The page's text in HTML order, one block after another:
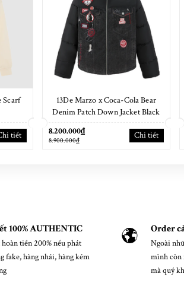
Scarf
tiết
13De Marzo x Coca-Cola Bear
Denim Patch Down Jacket Black
8.200.000₫
8.900.000₫ Chi tiết
100% AUTHENTIC
tiền 200% nếu phát
fake, hàng nhái, hàng kém
Order
Ngoài
mình còn
mà quý